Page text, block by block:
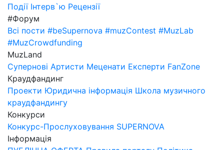
Події Інтерв`ю Рецензії
#Форум
Всі пости #beSupernova #muzContest #MuzLab
#MuzCrowdfunding
MuzLand
Супернові Артисти Меценати Експерти FanZone
Краудфандинг
Проекти Юридична інформація Школа музичного
краудфандингу
Конкурси
Конкурс-Прослуховування SUPERNOVA
Інформація